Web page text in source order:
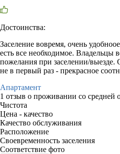
Достоинства:
Заселение вовремя, очень
есть все необходимое. Владельцы
пожелания при заселении/выезде.
не в первый раз - прекрасное
Апартамент
1 отзыв о проживании со средней
Чистота
Цена - качество
Качество обслуживания
Расположение
Своевременность заселения
Соответствие фото